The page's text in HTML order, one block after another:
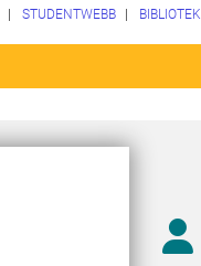
STUDENTWEBB BIBLIOTEK